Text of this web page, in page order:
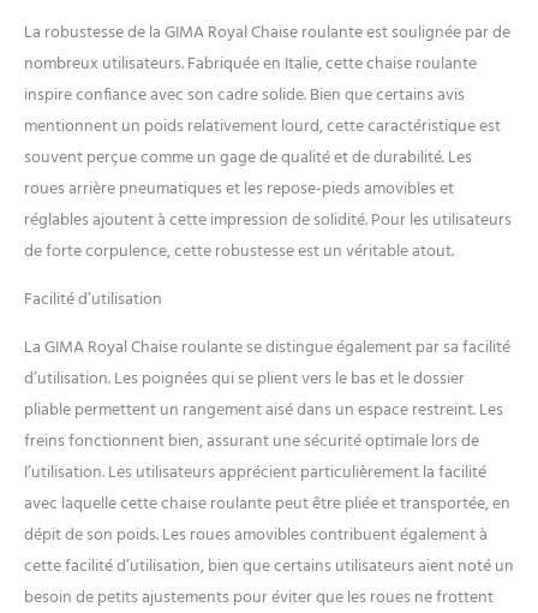
La robustesse de la GIMA Royal Chaise roulante est soulignée par de
nombreux utilisateurs. Fabriquée en Italie, cette chaise roulante
inspire confiance avec son cadre solide. Bien que certains avis
mentionnent un poids relativement lourd, cette caractéristique est
souvent perçue comme un gage de qualité et de durabilité. Les
roues arrière pneumatiques et les repose-pieds amovibles et
réglables ajoutent à cette impression de solidité. Pour les utilisateurs
de forte corpulence, cette robustesse est un véritable atout.
Facilité d’utilisation
La GIMA Royal Chaise roulante se distingue également par sa facilité
d’utilisation. Les poignées qui se plient vers le bas et le dossier
pliable permettent un rangement aisé dans un espace restreint. Les
freins fonctionnent bien, assurant une sécurité optimale lors de
l’utilisation. Les utilisateurs apprécient particulièrement la facilité
avec laquelle cette chaise roulante peut être pliée et transportée, en
dépit de son poids. Les roues amovibles contribuent également à
cette facilité d’utilisation, bien que certains utilisateurs aient noté un
besoin de petits ajustements pour éviter que les roues ne frottent